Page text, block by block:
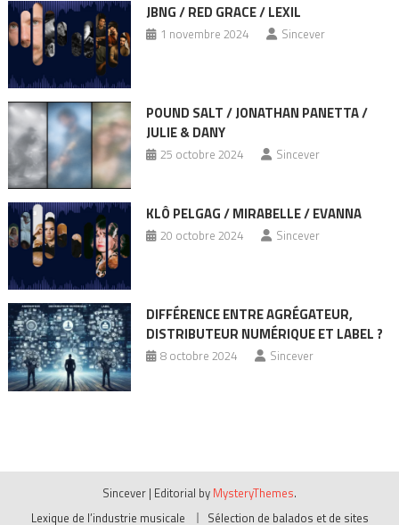
JBNG / RED GRACE / LEXIL
1 novembre 2024 Sincever
POUND SALT / JONATHAN PANETTA /
JULIE & DANY
25 octobre 2024 Sincever
KLÔ PELGAG / MIRABELLE / EVANNA
20 octobre 2024 Sincever
DIFFÉRENCE ENTRE AGRÉGATEUR,
DISTRIBUTEUR NUMÉRIQUE ET LABEL ?
8 octobre 2024 Sincever
Sincever | Editorial by MysteryThemes.
Lexique de l’industrie musicale
Sélection de balados et de sites